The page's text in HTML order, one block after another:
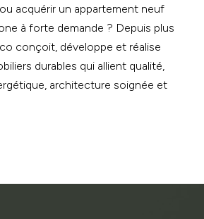
acquérir un appartement neuf
à forte demande ? Depuis plus
conçoit, développe et réalise
durables qui allient qualité,
architecture soignée et